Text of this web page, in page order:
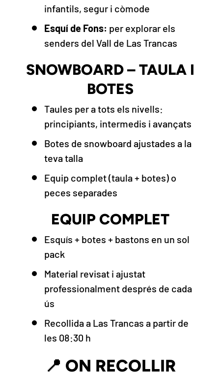
infantils, segur i còmode
Esquí de Fons: per explorar els
senders del Vall de Las Trancas
SNOWBOARD – TAULA I
BOTES
Taules per a tots els nivells:
principiants, intermedis i avançats
Botes de snowboard ajustades a la
teva talla
Equip complet (taula + botes) o
peces separades
EQUIP COMPLET
Esquís + botes + bastons en un sol
pack
Material revisat i ajustat
professionalment després de cada
ús
Recollida a Las Trancas a partir de
les 08:30 h
📍 ON RECOLLIR